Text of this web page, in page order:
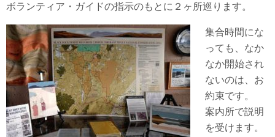
ボランティア・ガイドの指示のもとに２ヶ所巡ります。
集合時間にな
っても、なか
なか開始され
ないのは、お
約束です。
案内所で説明
を受けます。